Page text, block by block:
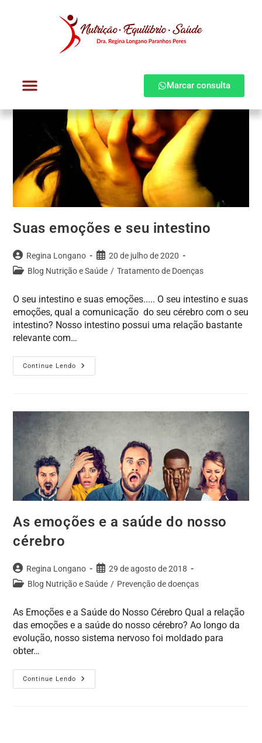
Marcar consulta
Suas emoções e seu intestino
Regina Longano
20 de julho de 2020
Blog Nutrição e Saúde / Tratamento de Doenças
O seu intestino e suas emoções..... O seu intestino e suas
emoções, qual a comunicação do seu cérebro com o seu
intestino? Nosso intestino possui uma relação bastante
relevante com…
Continue Lendo
As emoções e a saúde do nosso
cérebro
Regina Longano
29 de agosto de 2018
Blog Nutrição e Saúde / Prevenção de doenças
As Emoções e a Saúde do Nosso Cérebro Qual a relação
das emoções e a saúde do nosso cérebro? Ao longo da
evolução, nosso sistema nervoso foi moldado para
obter…
Continue Lendo